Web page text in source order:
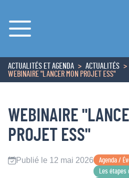
Menu
ACCUEIL
ACTUALITÉS ET AGENDA
ACTUALITÉS
WEBINAIRE "LANCER MON PROJET ESS"
WEBINAIRE
PROJET ESS"
Publié le 12 mai 2026 Agenda /
Les étapes